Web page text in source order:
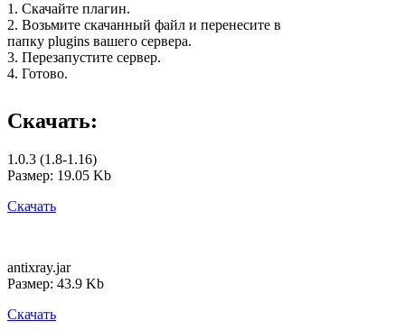
1. Скачайте плагин.
2. Возьмите скачанный файл и перенесите в
папку plugins вашего сервера.
3. Перезапустите сервер.
4. Готово.
Скачать:
1.0.3 (1.8-1.16)
Размер: 19.05 Kb
Скачать
antixray.jar
Размер: 43.9 Kb
Скачать